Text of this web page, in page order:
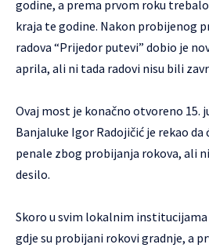
godine, a prema prvom roku
kraja te godine. Nakon probijenog
radova “Prijedor putevi” dobio je
aprila, ali ni tada radovi nisu bili
Ovaj most je konačno otvoreno 15.
Banjaluke Igor Radojičić je rekao
penale zbog probijanja rokova, ali
desilo.
Skoro u svim lokalnim
gdje su probijani rokovi gradnje, a